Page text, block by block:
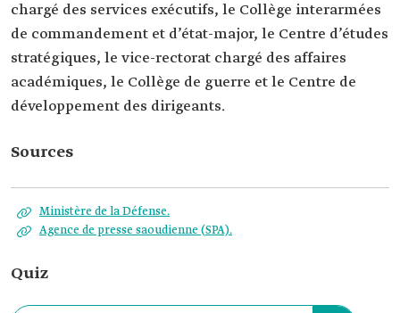
chargé des services exécutifs, le Collège interarmées
de commandement et d’état-major, le Centre d’études
stratégiques, le vice-rectorat chargé des affaires
académiques, le Collège de guerre et le Centre de
développement des dirigeants.
Sources
Ministère de la Défense.
Agence de presse saoudienne (SPA).
Quiz